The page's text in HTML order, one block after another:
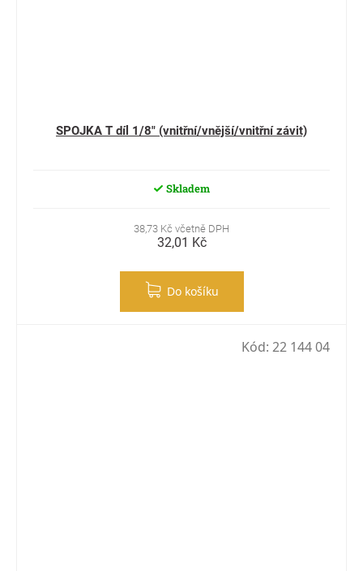
SPOJKA T díl 1/8" (vnitřní/vnější/vnitřní závit)
Skladem
38,73 Kč včetně DPH
32,01 Kč
Do košíku
Kód: 22 144 04